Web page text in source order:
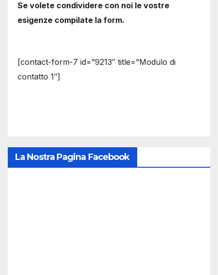
Se volete condividere con noi le vostre
esigenze compilate la form.
[contact-form-7 id=”9213″ title=”Modulo di
contatto 1″]
La Nostra Pagina Facebook